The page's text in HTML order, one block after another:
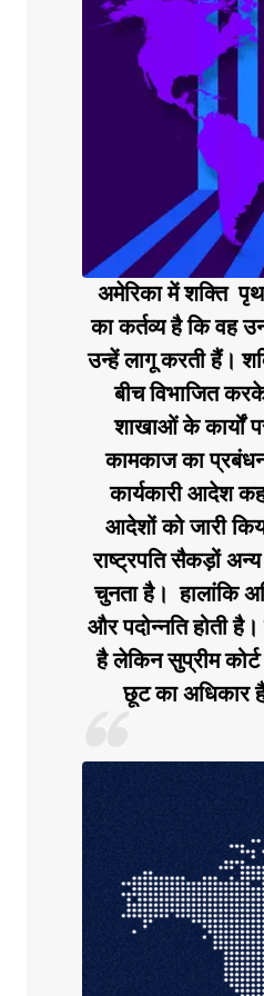
अमेरिका में शक्ति
का कर्तव्य है कि वह
उन्हें लागू करती हैं।
बीच विभाजित
शाखाओं के कार्यों
कामकाज का प्रबंधन
कार्यकारी आदेश
आदेशों को जारी
राष्ट्रपति सैकड़ों
चुनता है। हालांकि
और पदोन्नति होती
है लेकिन सुप्रीम
छूट का अधिकार